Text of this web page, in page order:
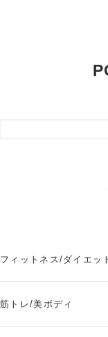
フィットネス/ダイエッ
筋トレ/美ボディ